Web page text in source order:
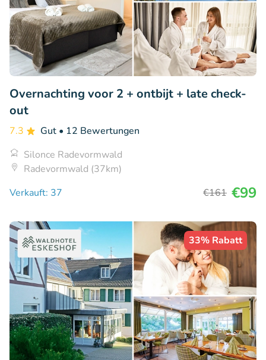
Overnachting voor 2 + ontbijt + late check-
out
7.3 Gut • 12 Bewertungen
Silonce Radevormwald
Radevormwald (37km)
Verkauft: 37
€161 €99
33% Rabatt